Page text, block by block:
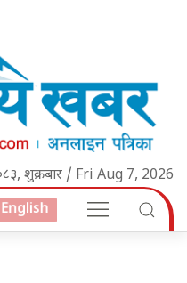
शुक्रबार / Fri Aug 7, 2026
English